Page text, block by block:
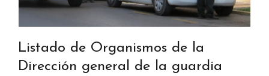
Listado de Organismos de la
Dirección general de la guardia